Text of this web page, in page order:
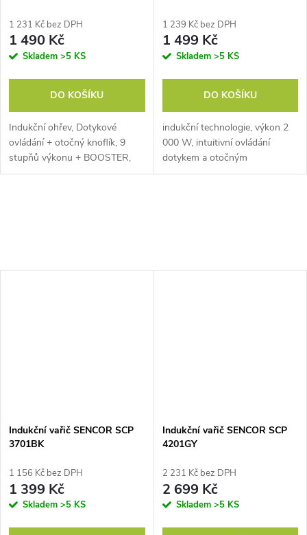
1 231 Kč bez DPH
1 490 Kč
Skladem >5 KS
DO KOŠÍKU
Indukční ohřev, Dotykové
ovládání + otočný knoflík, 9
stupňů výkonu + BOOSTER,
Program na vodu a mléko.
1 239 Kč bez DPH
1 499 Kč
Skladem >5 KS
DO KOŠÍKU
indukční technologie, výkon 2
000 W, intuitivní ovládání
dotykem a otočným
ovladačem, 10 teplotních
Indukční vařič SENCOR SCP
3701BK
1 156 Kč bez DPH
1 399 Kč
Skladem >5 KS
Indukční vařič SENCOR SCP
4201GY
2 231 Kč bez DPH
2 699 Kč
Skladem >5 KS